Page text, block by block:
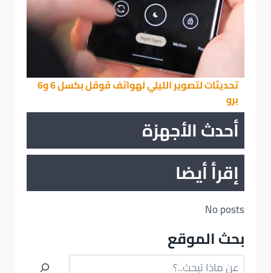
تحديثات لتصوير الليلي لهواتف قوقل بكسل 6 و6
برو
أحدث الأجهزة
إقرأ أيضا
No posts
بحث الموقع
البحث